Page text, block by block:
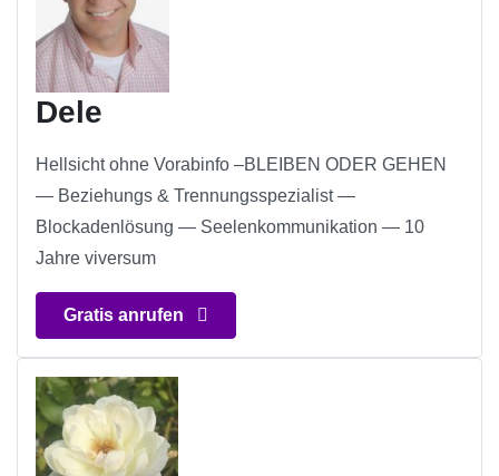
Dele
Hellsicht ohne Vorabinfo –BLEIBEN ODER GEHEN
— Beziehungs & Trennungsspezialist —
Blockadenlösung — Seelenkommunikation — 10
Jahre viversum
Gratis anrufen